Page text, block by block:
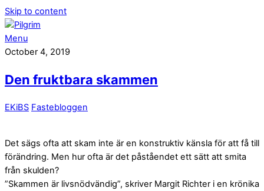
Skip to content
Menu
October 4, 2019
Den fruktbara skammen
EKiBS Fastebloggen
Det sägs ofta att skam inte är en konstruktiv känsla för att få till
förändring. Men hur ofta är det påståendet ett sätt att smita
från skulden?
”Skammen är livsnödvändig”, skriver Margit Richter i en krönika